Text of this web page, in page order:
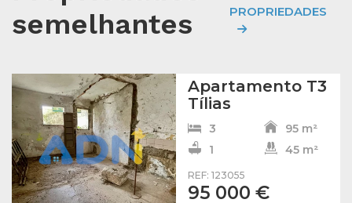
semelhantes
PROPRIEDADES
Apartamento T3
Tílias
3
95 m²
1
45 m²
REF: 123055
95 000 €